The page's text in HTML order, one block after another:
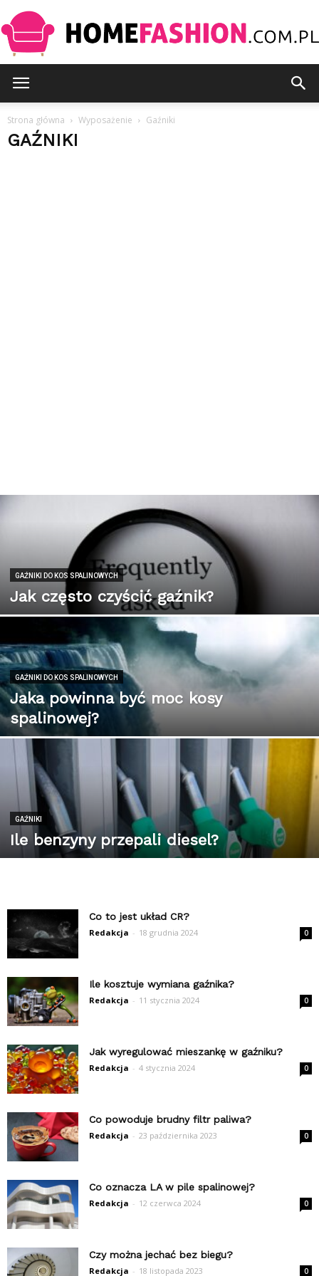
Strona główna Wyposażenie Gaźniki
GAŹNIKI
GAŹNIKI DO KOS SPALINOWYCH
Jak często czyścić gaźnik?
GAŹNIKI DO KOS SPALINOWYCH
Jaka powinna być moc kosy
spalinowej?
GAŹNIKI
Ile benzyny przepali diesel?
Co to jest układ CR?
Redakcja - 18 grudnia 2024 0
Ile kosztuje wymiana gaźnika?
Redakcja - 11 stycznia 2024 0
Jak wyregulować mieszankę w gaźniku?
Redakcja - 4 stycznia 2024 0
Co powoduje brudny filtr paliwa?
Redakcja - 23 października 2023 0
Co oznacza LA w pile spalinowej?
Redakcja - 12 czerwca 2024 0
Czy można jechać bez biegu?
Redakcja - 18 listopada 2023 0